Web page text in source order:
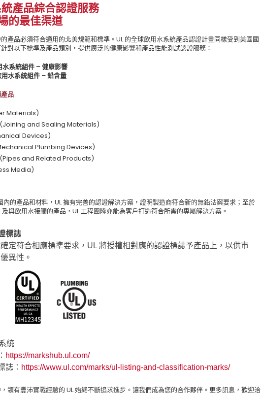
產品綜合認證服務
的最佳渠道
產品必須符合適用的北美規範和標準。UL 的全球飲用水系統產品認證計畫同樣受到美國國
對以下標準及產品類別，提供廣泛的健康影響和產品性能測試認證服務：
水系統組件 – 健康影響
用水系統組件 – 鉛含量
品
Materials)
(Joining and Sealing Materials)
Devices)
Plumbing Devices)
(Pipes and Related Products)
Media)
內的產品和材料，UL 擁有完善的認證解決方案，證明製造商符合新的無鉛法案要求；至於
及與飲用水接觸的產品，UL 工程團隊亦能為客戶打造符合所需的專屬解決方案。
標誌
定符合相應標準要求，UL 將授權相對應的認證標誌予產品上，以供市
異性。
統
https://markshub.ul.com/
誌： https://www.ul.com/marks/ul-listing-and-classification-marks/
領有豐沛實戰經驗的 UL 始終不斷追求進步。讓我們成為您的合作夥伴。更多訊息，歡迎洽